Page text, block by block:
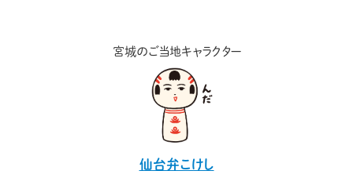
宮城のご当地キャラクター
仙台弁こけし